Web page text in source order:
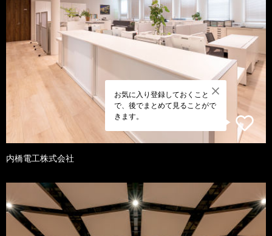
お気に入り登録しておくこと
で、後でまとめて見ることがで
きます。
内橋電工株式会社